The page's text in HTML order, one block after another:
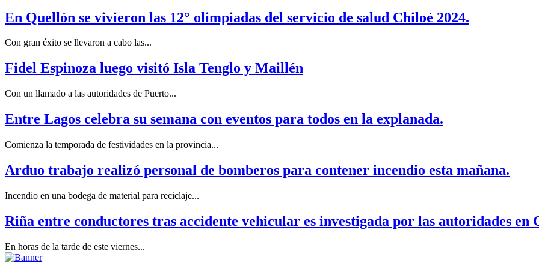
En Quellón se vivieron las 12° olimpiadas del servicio de salud Chiloé 2024.
Con gran éxito se llevaron a cabo las...
Fidel Espinoza luego visitó Isla Tenglo y Maillén
Con un llamado a las autoridades de Puerto...
Entre Lagos celebra su semana con eventos para todos en la explanada.
Comienza la temporada de festividades en la provincia...
Arduo trabajo realizó personal de bomberos para contener incendio esta mañana.
Incendio en una bodega de material para reciclaje...
Riña entre conductores tras accidente vehicular es investigada por las autoridades en
En horas de la tarde de este viernes...